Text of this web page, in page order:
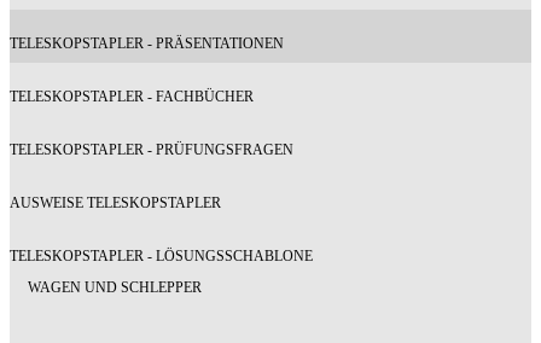
TELESKOPSTAPLER - PRÄSENTATIONEN
TELESKOPSTAPLER - FACHBÜCHER
TELESKOPSTAPLER - PRÜFUNGSFRAGEN
AUSWEISE TELESKOPSTAPLER
TELESKOPSTAPLER - LÖSUNGSSCHABLONE
WAGEN UND SCHLEPPER